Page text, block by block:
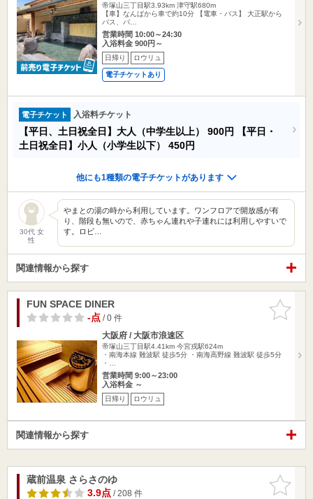
帝塚山三丁目駅3.93km 津守駅680m
【車】なんばから車で約10分 【電車・バス】 大正駅から
バス、バ…
営業時間 10:00～24:30
入浴料金 900円～
日帰り ロウリュ
電子チケットあり
電子チケット 入浴料チケット
【平日、土日祝全日】大人（中学生以上） 900円
【平日・
土日祝全日】小人（小学生以下） 450円
他にも1種類の電子チケットがあります
30代 女
性
やまとの湯の時から利用しています。ワンフロアで開放感が有
り、階段も無いので、赤ちゃん連れや子連れには利用しやすいで
す。ロビ…
関連情報から探す
お気に入
りに追加
FUN SPACE DINER
-点/ 0 件
大阪府 / 大阪市浪速区
帝塚山三丁目駅4.41km 今宮戎駅624m
・南海本線 難波駅 徒歩5分 ・南海高野線 難波駅 徒歩5分
・…
営業時間 9:00～23:00
入浴料金 ～
日帰り ロウリュ
関連情報から探す
お気に入
りに追加
蔵前温泉 さらさのゆ
3.9点/ 208 件